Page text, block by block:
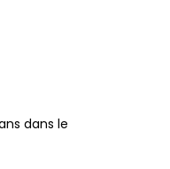
dans le